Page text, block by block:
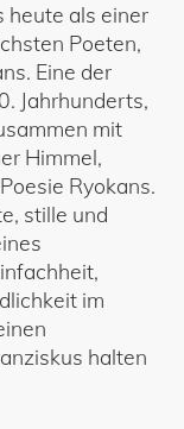
heute als einer
Poeten,
Eine der
Jahrhunderts,
mit
Himmel,
Ryokans.
stille und
im
halten